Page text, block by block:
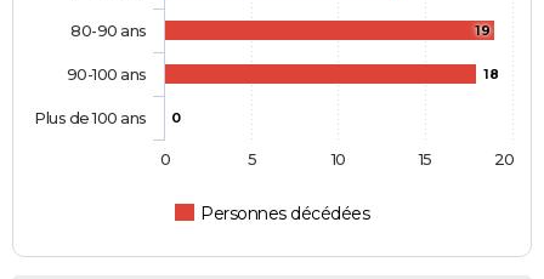
19
18
0
Personnes décédées
80-90 ans
90-100 ans
Plus de 100 ans
0 5 10 15 20